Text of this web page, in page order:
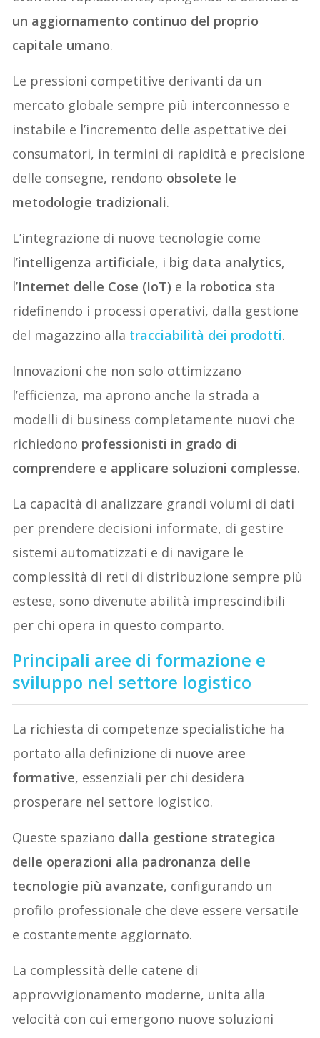
un aggiornamento continuo del proprio
capitale umano.
Le pressioni competitive derivanti da un
mercato globale sempre più interconnesso e
instabile e l’incremento delle aspettative dei
consumatori, in termini di rapidità e precisione
delle consegne, rendono obsolete le
metodologie tradizionali.
L’integrazione di nuove tecnologie come
l’intelligenza artificiale, i big data analytics,
l’Internet delle Cose (IoT) e la robotica sta
ridefinendo i processi operativi, dalla gestione
del magazzino alla tracciabilità dei prodotti.
Innovazioni che non solo ottimizzano
l’efficienza, ma aprono anche la strada a
modelli di business completamente nuovi che
richiedono professionisti in grado di
comprendere e applicare soluzioni complesse.
La capacità di analizzare grandi volumi di dati
per prendere decisioni informate, di gestire
sistemi automatizzati e di navigare le
complessità di reti di distribuzione sempre più
estese, sono divenute abilità imprescindibili
per chi opera in questo comparto.
Principali aree di formazione e
sviluppo nel settore logistico
La richiesta di competenze specialistiche ha
portato alla definizione di nuove aree
formative, essenziali per chi desidera
prosperare nel settore logistico.
Queste spaziano dalla gestione strategica
delle operazioni alla padronanza delle
tecnologie più avanzate, configurando un
profilo professionale che deve essere versatile
e costantemente aggiornato.
La complessità delle catene di
approvvigionamento moderne, unita alla
velocità con cui emergono nuove soluzioni